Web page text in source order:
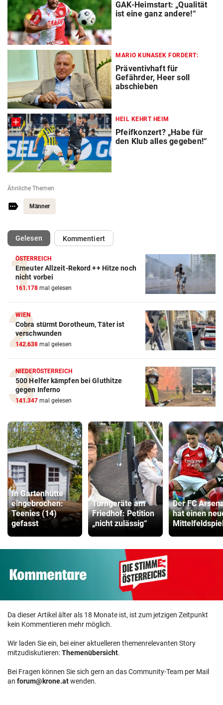
GAK-Heimstart: „Qualität
ist eine ganz andere!“
MARIO KUNASEK FORDERT:
Präventivhaft für
Gefährder, Heer soll
abschieben
HEIL KEHRT HEIM
Pfeifkonzert? „Habe für
den Klub alles gegeben!“
Ähnliche Themen
Männer
Gelesen(ausgewählt)Kommentiert
ÖSTERREICH
Erneuter Allzeit-Rekord ++ Hitze noch
nicht vorbei
161.178 mal gelesen
WIEN
Cobra stürmt Dorotheum, Täter ist
verschwunden
142.638 mal gelesen
NIEDERÖSTERREICH
500 Helfer kämpfen bei Gluthitze
gegen Inferno
141.347 mal gelesen
In Gartenhütte
eingebrochen:
Teenies (14)
gefasst
Turngeräte am
Friedhof: Petition
„nicht zulässig“
Der FC
hat einen
Da dieser Artikel älter als 18 Monate ist, ist zum jetzigen Zeitpunkt
kein Kommentieren mehr möglich.
Wir laden Sie ein, bei einer aktuelleren themenrelevanten Story
mitzudiskutieren:Themenübersicht.
Bei Fragen können Sie sich gern an das Community-Team per Mail
an forum@krone.atwenden.